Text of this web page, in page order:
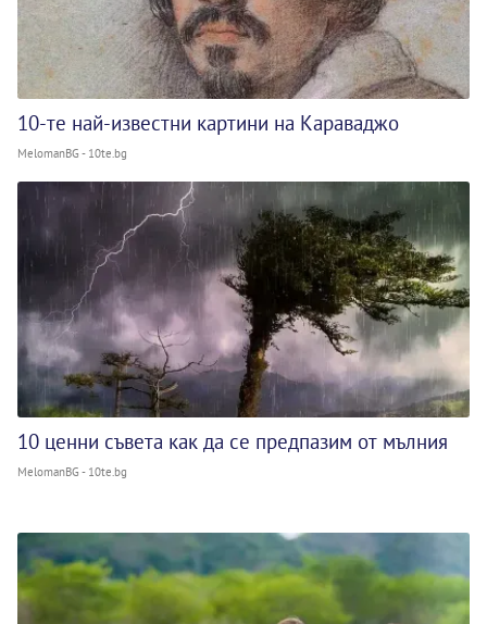
10-те най-известни картини на Караваджо
MelomanBG - 10te.bg
10 ценни съвета как да се предпазим от мълния
MelomanBG - 10te.bg